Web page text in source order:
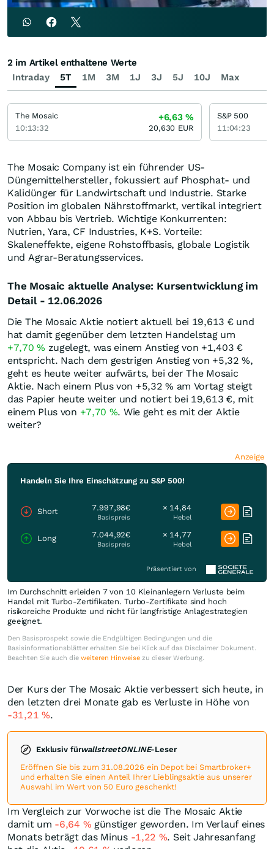
The Mosaic Company ist ein führender US-
Düngemittelhersteller, fokussiert auf Phosphat- und
Kalidünger für Landwirtschaft und Industrie. Starke
Position im globalen Nährstoffmarkt, vertikal integriert
von Abbau bis Vertrieb. Wichtige Konkurrenten:
Nutrien, Yara, CF Industries, K+S. Vorteile:
Skaleneffekte, eigene Rohstoffbasis, globale Logistik
und Agrar-Beratungsservices.
The Mosaic aktuelle Analyse: Kursentwicklung im
Detail - 12.06.2026
Die The Mosaic Aktie notiert aktuell bei 19,613 €und
hat damit gegenüber dem letzten Handelstag um
+7,70% zugelegt, was einem Anstieg von +1,403 €
entspricht. Nach dem gestrigen Anstieg von +5,32%,
geht es heute weiter aufwärts, bei der The Mosaic
Aktie. Nach einem Plus von +5,32% am Vortag steigt
das Papier heute weiter und notiert bei 19,613 €, mit
einem Plus von +7,70 %. Wie geht es mit der Aktie
weiter?
Anzeige
Handeln Sie Ihre Einschätzung zu S&P 500!
Short 7.997,98€
Basispreis
× 14,84
Hebel
Long 7.044,92€
Basispreis
× 14,77
Hebel
Präsentiert von
Im Durchschnitt erleiden 7 von 10 Kleinanlegern Verluste beim
Handel mit Turbo-Zertifikaten. Turbo-Zertifikate sind hoch
risikoreiche Produkte und nicht für langfristige Anlagestrategien
geeignet.
Den Basisprospekt sowie die Endgültigen Bedingungen und die
Basisinformationsblätter erhalten Sie bei Klick auf das Disclaimer Dokument.
Beachten Sie auch die weiteren Hinweise zu dieser Werbung.
Der Kurs der The Mosaic Aktie verbessert sich heute, in
den letzten drei Monate gab es Verluste in Höhe von
-31,21 %.
Exklusiv fürwallstreetONLINE-Leser
Eröffnen Sie bis zum 31.08.2026 ein Depot bei Smartbroker+
und erhalten Sie einen Anteil Ihrer Lieblingsaktie aus unserer
Auswahl im Wert von 50 Euro geschenkt!
Im Vergleich zur Vorwoche ist die The Mosaic Aktie
damit um -6,64 % günstiger geworden. Im Verlauf eines
Monats beträgt das Minus -1,22 %. Seit Jahresanfang
Intraday 5T 1M 3M 1J 3J 5J 10J Max
2 im Artikel enthaltene Werte
The Mosaic
10:13:32
+6,63%
20,630 EUR
S&P 500
11:04:23